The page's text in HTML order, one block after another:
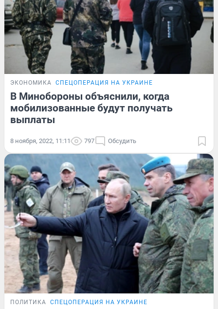
ЭКОНОМИКА СПЕЦОПЕРАЦИЯ НА УКРАИНЕ
В Минобороны объяснили, когда
мобилизованные будут получать
выплаты
8 ноября, 2022, 11:11 797 Обсудить
ПОЛИТИКА СПЕЦОПЕРАЦИЯ НА УКРАИНЕ